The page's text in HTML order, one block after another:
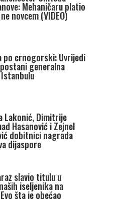
Mehaničaru platio
novcem (VIDEO)
po crnogorski: Uvrijedi
generalna
Lakonić, Dimitrije
Hasanović i Zejnel
dobitnici nagrada
dijaspore
slavio titulu u
iseljenika na
šta je obećao